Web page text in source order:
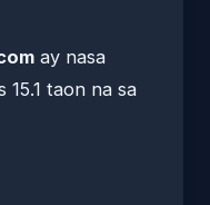
ay nasa
taon na sa